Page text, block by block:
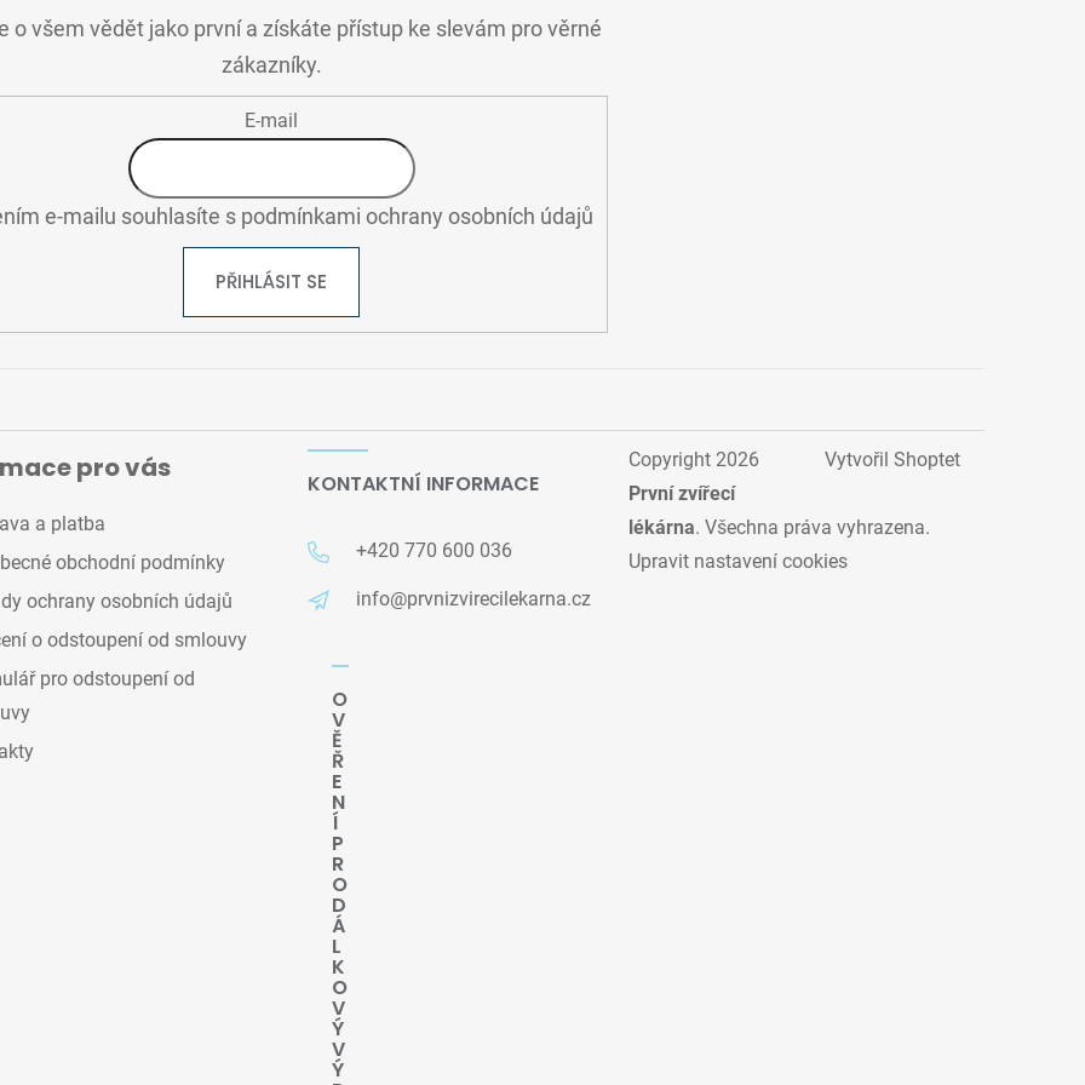
o všem vědět jako první a získáte přístup ke slevám pro věrné
zákazníky.
E-mail
e-mailu souhlasíte s podmínkami ochrany osobních údajů
PŘIHLÁSIT SE
pro vás
a platba
obchodní podmínky
ochrany osobních údajů
o odstoupení od smlouvy
pro odstoupení od
KONTAKTNÍ INFORMACE
+420 770 600 036
info@prvnizvirecilekarna.cz
O
V
Ě
Ř
E
N
Í
P
R
O
D
Á
L
K
O
V
Ý
V
Ý
Vytvořil Shoptet
Copyright 2026
První zvířecí
lékárna. Všechna práva vyhrazena.
Upravit nastavení cookies